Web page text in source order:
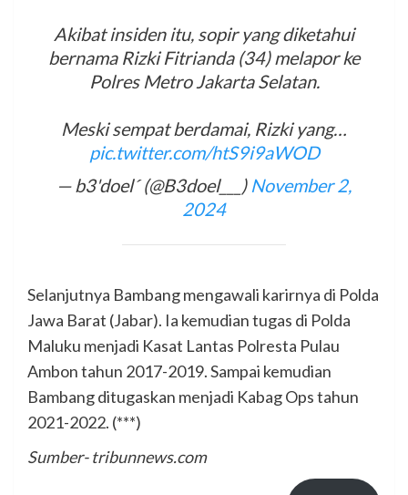
Akibat insiden itu, sopir yang diketahui
bernama Rizki Fitrianda (34) melapor ke
Polres Metro Jakarta Selatan.
Meski sempat berdamai, Rizki yang…
pic.twitter.com/htS9i9aWOD
— b3'doel (@B3doel___) November 2,
2024
Selanjutnya Bambang mengawali karirnya di Polda
Jawa Barat (Jabar). Ia kemudian tugas di Polda
Maluku menjadi Kasat Lantas Polresta Pulau
Ambon tahun 2017-2019. Sampai kemudian
Bambang ditugaskan menjadi Kabag Ops tahun
2021-2022. (***)
Sumber- tribunnews.com